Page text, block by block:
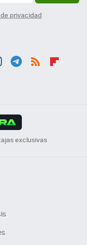
privacidad
exclusivas